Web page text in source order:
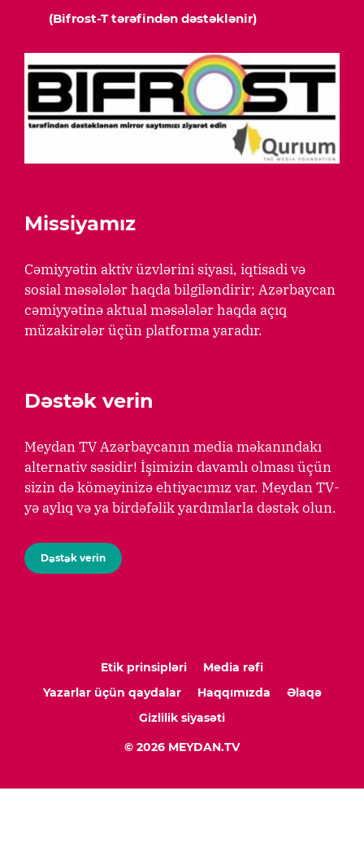
(Bifrost-T tərəfindən dəstəklənir)
Missiyamız
Cəmiyyətin aktiv üzvlərini siyasi, iqtisadi və
sosial məsələlər haqda bilgiləndirir; Azərbaycan
cəmiyyətinə aktual məsələlər haqda açıq
müzakirələr üçün platforma yaradır.
Dəstək verin
Meydan TV Azərbaycanın media məkanındakı
alternativ səsidir! İşimizin davamlı olması üçün
sizin də köməyinizə ehtiyacımız var. Meydan TV-
yə aylıq və ya birdəfəlik yardımlarla dəstək olun.
Dəstək verin
Etik prinsipləri
Media rəfi
Yazarlar üçün qaydalar
Haqqımızda
Əlaqə
Gizlilik siyasəti
© 2026 MEYDAN.TV